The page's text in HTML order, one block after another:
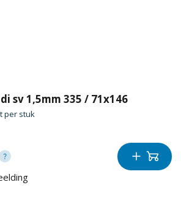
sv 1,5mm 335 / 71x146
per stuk